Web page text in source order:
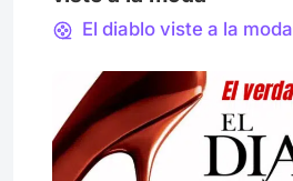
El diablo viste a la moda